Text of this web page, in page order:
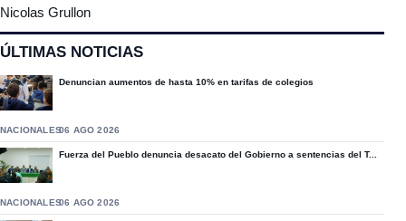
Nicolas Grullon
ÚLTIMAS NOTICIAS
Denuncian aumentos de hasta 10% en tarifas de colegios
NACIONALES06 AGO 2026
Fuerza del Pueblo denuncia desacato del Gobierno a sentencias del T...
NACIONALES06 AGO 2026